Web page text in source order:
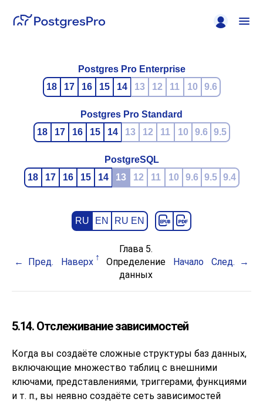
Postgres Pro Enterprise
18
17 16 15 14 13 12 11 10 9.6
Postgres Pro Standard
18
17 16 15 14 13 12 11 10 9.6 9.5
PostgreSQL
18
17 16 15 14 13 12 11 10 9.6 9.5 9.4
RU EN RU EN
Пред. Наверх
Глава 5.
Определение
данных
Начало След.
5.14. Отслеживание зависимостей
Когда вы создаёте сложные структуры баз данных,
включающие множество таблиц с внешними
ключами, представлениями, триггерами, функциями
и т. п., вы неявно создаёте сеть зависимостей